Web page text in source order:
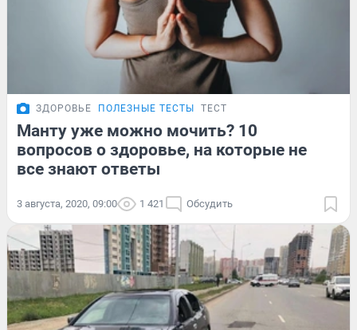
ЗДОРОВЬЕ ПОЛЕЗНЫЕ ТЕСТЫ ТЕСТ
Манту уже можно мочить? 10
вопросов о здоровье, на которые не
все знают ответы
3 августа, 2020, 09:00 1 421 Обсудить